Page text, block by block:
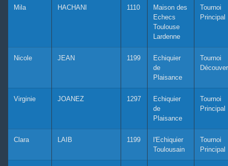
Mila HACHANI 1110
Maison des
Echecs
Toulouse
Lardenne
Tournoi
Principal
Nicole JEAN 1199
Echiquier
de
Plaisance
Tournoi
Virginie JOANEZ 1297
Echiquier
de
Plaisance
Tournoi
Principal
Clara LAIB 1199
l'Echiquier
Toulousain
Tournoi
Principal